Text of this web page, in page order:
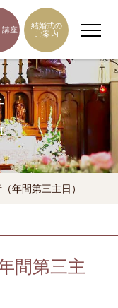
講座
結婚式の
ご案内
年間第三主日）
間第三主